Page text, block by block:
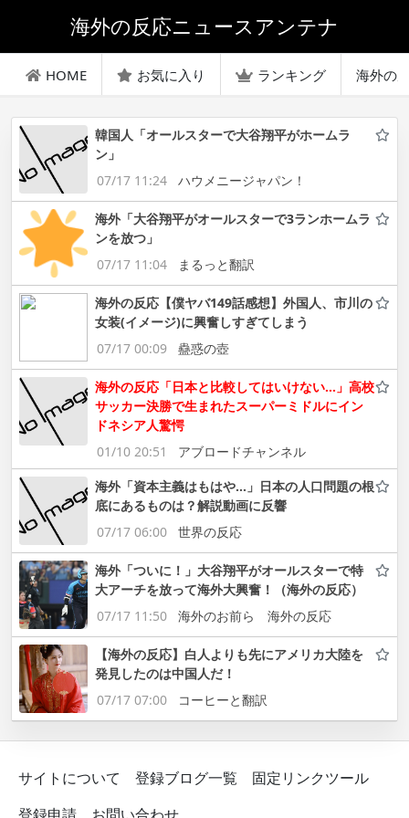
海外の反応ニュースアンテナ
HOME お気に入り ランキング 海外の
韓国人「オールスターで大谷翔平がホームラ
ン」
07/17 11:24
ハウメニージャパン！
海外「大谷翔平がオールスターで3ランホームラ
ンを放つ」
07/17 11:04
まるっと翻訳
海外の反応【僕ヤバ149話感想】外国人、市川の
女装(イメージ)に興奮しすぎてしまう
07/17 00:09
蠱惑の壺
海外の反応「日本と比較してはいけない…」高校
サッカー決勝で生まれたスーパーミドルにイン
ドネシア人驚愕
01/10 20:51
アブロードチャンネル
海外「資本主義はもはや…」日本の人口問題の根
底にあるものは？解説動画に反響
07/17 06:00
世界の反応
海外「ついに！」大谷翔平がオールスターで特
大アーチを放って海外大興奮！（海外の反応）
07/17 11:50
海外のお前ら 海外の反応
【海外の反応】白人よりも先にアメリカ大陸を
発見したのは中国人だ！
07/17 07:00
コーヒーと翻訳
サイトについて 登録ブログ一覧
固定リンクツール